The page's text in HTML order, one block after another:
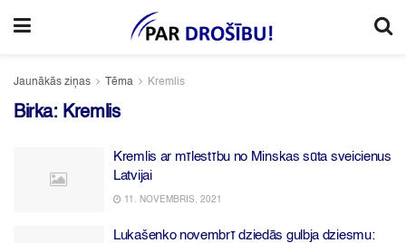
Jaunākās ziņas Tēma Kremlis
Birka: Kremlis
Kremlis ar mīlestību no Minskas sūta sveicienus
Latvijai
11. NOVEMBRIS, 2021
Lukašenko novembrī dziedās gulbja dziesmu: